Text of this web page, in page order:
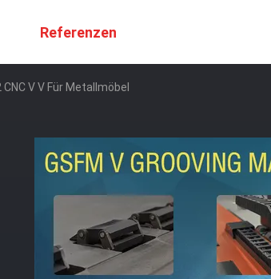
Referenzen
V V Für Metallmöbel